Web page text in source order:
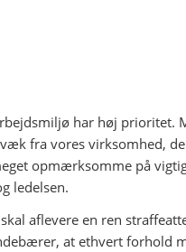
har høj prioritet.
fra vores virksomhed,
opmærksomme på
ledelsen.
aflevere en ren
at ethvert forhold